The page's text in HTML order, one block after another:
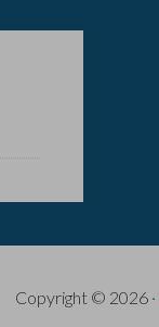
Copyright © 2026 ·